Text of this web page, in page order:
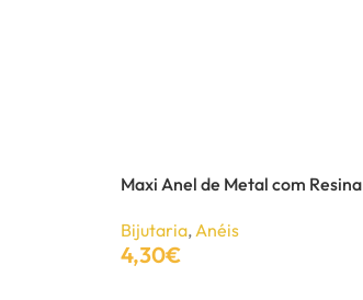
Maxi Anel de Metal com Resina
Bijutaria,Anéis
4,30€